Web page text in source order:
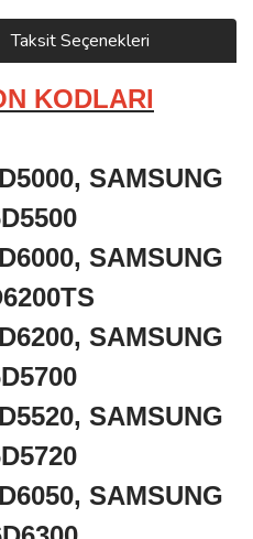
Taksit Seçenekleri
KODLARI
SAMSUNG
SAMSUNG
SAMSUNG
SAMSUNG
SAMSUNG